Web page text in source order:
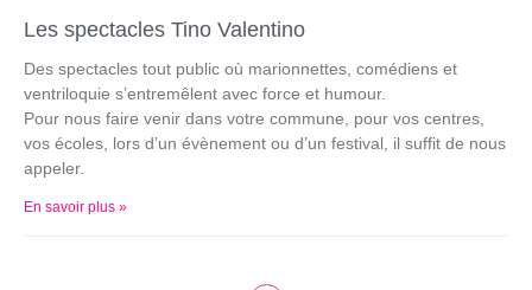
Les spectacles Tino Valentino
Des spectacles tout public où marionnettes, comédiens et
ventriloquie s’entremêlent avec force et humour.
Pour nous faire venir dans votre commune, pour vos centres,
vos écoles, lors d’un évènement ou d’un festival, il suffit de nous
appeler.
En savoir plus »